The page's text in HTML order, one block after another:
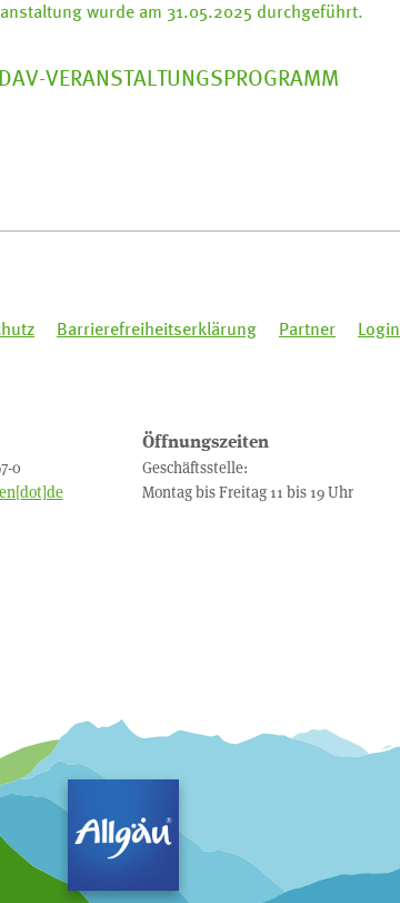
wurde am 31.05.2025 durchgeführt.
VERANSTALTUNGSPROGRAMM
Barrierefreiheitserklärung Partner Login
0
Öffnungszeiten
Geschäftsstelle:
Montag bis Freitag 11 bis 19 Uhr